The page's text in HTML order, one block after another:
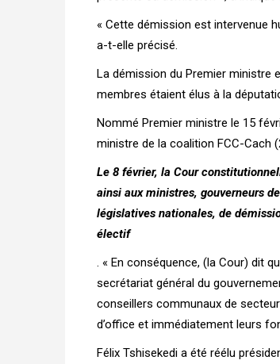
« Cette démission est intervenue
a-t-elle précisé.
La démission du Premier ministre
membres étaient élus à la
Nommé Premier ministre le 15
ministre de la coalition FCC-Cach
Le 8 février, la Cour
ainsi aux ministres, gouverneurs
législatives nationales, de
électif
. « En conséquence, (la Cour) dit
secrétariat général du
conseillers communaux de
d’office et immédiatement leurs
Félix Tshisekedi a été réélu